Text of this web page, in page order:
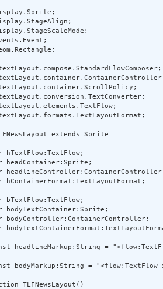
extends Sprite
hTextFlow:TextFlow;
headContainer:Sprite;
hContainerFormat:TextLayoutFormat;
bTextFlow:TextFlow;
bodyTextContainer:Sprite;
bodyController:ContainerController;
headlineMarkup:String =
bodyMarkup:String =
TLFNewsLayout()